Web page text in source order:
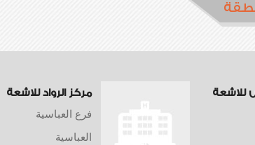
مركز الرواد للاشعة
فرع العباسية
العباسية
للاشعة